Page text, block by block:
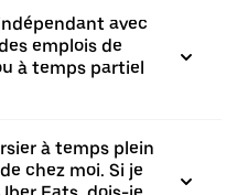
avec
emplois de
à temps partiel
à temps plein
chez moi. Si je